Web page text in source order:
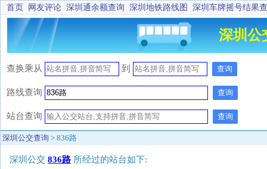
首页 网友评论 深圳通余额查询 深圳地铁路线图 深圳车牌摇号结果
深圳公
查换乘从 到 查询
路线查询 查询
站台查询 查询
深圳公交查询 > 836路
深圳公交 836路 所经过的站台如下: